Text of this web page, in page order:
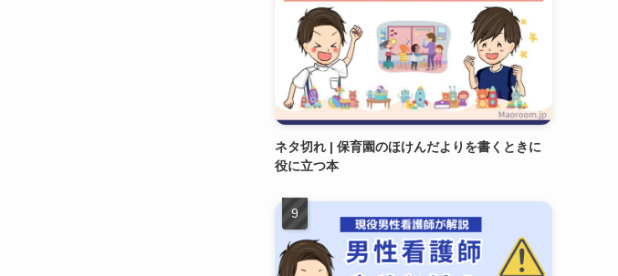
ネタ切れ | 保育園のほけんだよりを書くときに
役に立つ本